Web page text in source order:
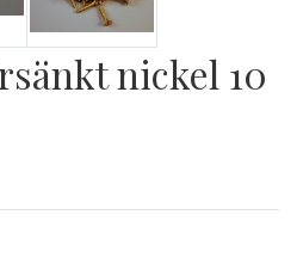
nickel 10